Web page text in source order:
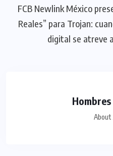
FCB Newlink México
Reales” para Trojan:
digital se atreve
About